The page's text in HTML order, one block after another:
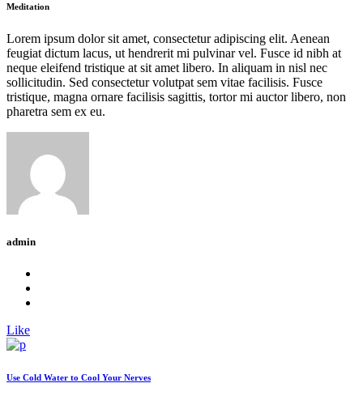
Meditation
Lorem ipsum dolor sit amet, consectetur adipiscing elit. Aenean
feugiat dictum lacus, ut hendrerit mi pulvinar vel. Fusce id nibh at
neque eleifend tristique at sit amet libero. In aliquam in nisl nec
sollicitudin. Sed consectetur volutpat sem vitae facilisis. Fusce
tristique, magna ornare facilisis sagittis, tortor mi auctor libero, non
pharetra sem ex eu.
admin
Like
Use Cold Water to Cool Your Nerves